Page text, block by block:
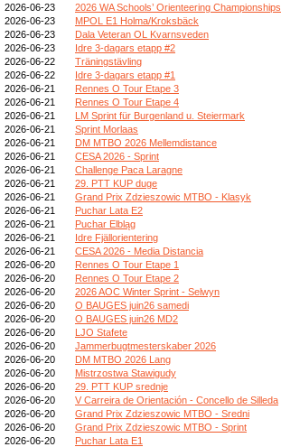
2026-06-23
2026 WA Schools’ Orienteering Championships
2026-06-23
MPOL E1 Holma/Kroksbäck
2026-06-23
Dala Veteran OL Kvarnsveden
2026-06-23
Idre 3-dagars etapp #2
2026-06-22
Träningstävling
2026-06-22
Idre 3-dagars etapp #1
2026-06-21
Rennes O Tour Etape 3
2026-06-21
Rennes O Tour Etape 4
2026-06-21
LM Sprint für Burgenland u. Steiermark
2026-06-21
Sprint Morlaas
2026-06-21
DM MTBO 2026 Mellemdistance
2026-06-21
CESA 2026 - Sprint
2026-06-21
Challenge Paca Laragne
2026-06-21
29. PTT KUP duge
2026-06-21
Grand Prix Zdzieszowic MTBO - Klasyk
2026-06-21
Puchar Lata E2
2026-06-21
Puchar Elbląg
2026-06-21
Idre Fjällorientering
2026-06-21
CESA 2026 - Media Distancia
2026-06-20
Rennes O Tour Etape 1
2026-06-20
Rennes O Tour Etape 2
2026-06-20
2026 AOC Winter Sprint - Selwyn
2026-06-20
O BAUGES juin26 samedi
2026-06-20
O BAUGES juin26 MD2
2026-06-20
LJO Stafete
2026-06-20
Jammerbugtmesterskaber 2026
2026-06-20
DM MTBO 2026 Lang
2026-06-20
Mistrzostwa Stawigudy
2026-06-20
29. PTT KUP srednje
2026-06-20
V Carreira de Orientación - Concello de Silleda
2026-06-20
Grand Prix Zdzieszowic MTBO - Sredni
2026-06-20
Grand Prix Zdzieszowic MTBO - Sprint
2026-06-20
Puchar Lata E1